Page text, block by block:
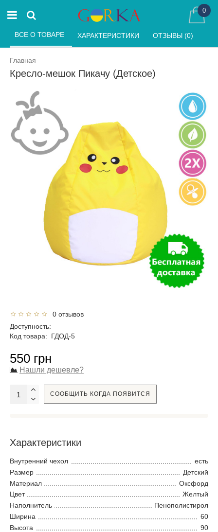
0
Главная
Кресло-мешок Пикачу (Детское)
ВСЕ О ТОВАРЕ ХАРАКТЕРИСТИКИ ОТЗЫВЫ (0)
0 отзывов
Доступность:
Код товара:
ГДОД-5
550 грн
Нашли дешевле?
СООБЩИТЬ КОГДА ПОЯВИТСЯ
Характеристики
Внутренний чехол
есть
Размер
Детский
Материал
Оксфорд
Цвет
Желтый
Наполнитель
Пенополистирол
Ширина
60
Высота
90